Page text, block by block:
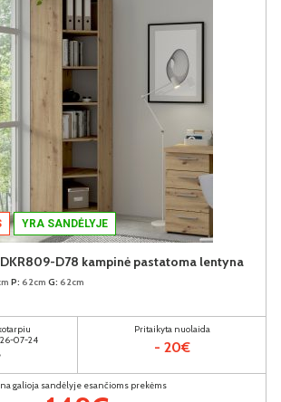
YRA SANDĖLYJE
D78 kampinė pastatoma lentyna
P: 62cm G: 62cm
07-24
Pritaikyta nuolaida
- 20€
galioja sandėlyje esančioms prekėms